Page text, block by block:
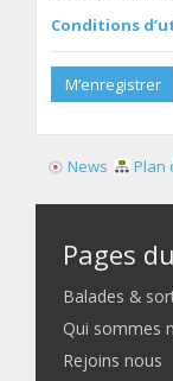
Conditions
M’enregistrer
News Plan
Pages
Balades &
Qui sommes
Rejoins nous